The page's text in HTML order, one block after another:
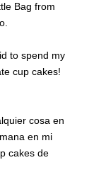
Bag from
to spend my
cup cakes!
cosa en
en mi
cakes de